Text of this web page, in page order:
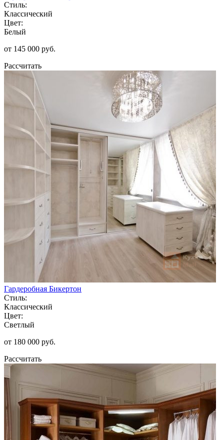
Стиль:
Классический
Цвет:
Белый
от 145 000 руб.
Рассчитать
Гардеробная Бикертон
Стиль:
Классический
Цвет:
Светлый
от 180 000 руб.
Рассчитать